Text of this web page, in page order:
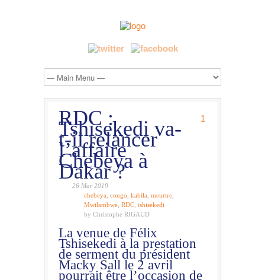
RDC :
Tshisekedi va-
t-il relancer
l’affaire
Chebeya à
Dakar ?
1
26 Mar 2019
chebeya congo kabila meurtre
Mwilambwe RDC tshisekedi
by Christophe RIGAUD
La venue de Félix
Tshisekedi à la prestation
de serment du président
Macky Sall le 2 avril
pourrait être l’occasion de